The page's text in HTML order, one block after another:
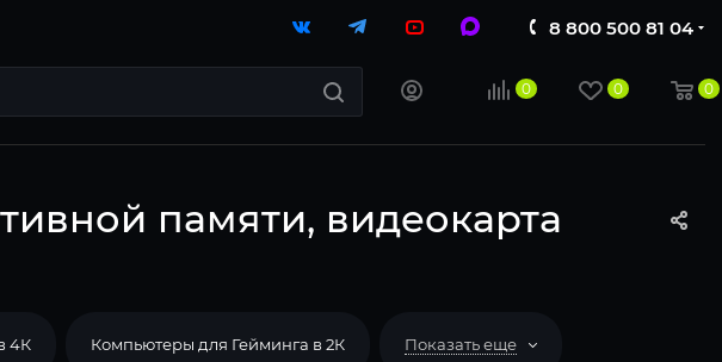
8 800 500 81 04
0 0 0
памяти, видеокарта
4К Компьютеры для Гейминга в 2К Показать еще